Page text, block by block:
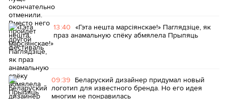
13:40 «Гэта нешта марсіянскае!» Паглядзіце, як
праз анамальную спёку абмялела Прыпяць
09:39 Беларуский дизайнер придумал новый
логотип для известного бренда. Но его идея
многим не понравилась